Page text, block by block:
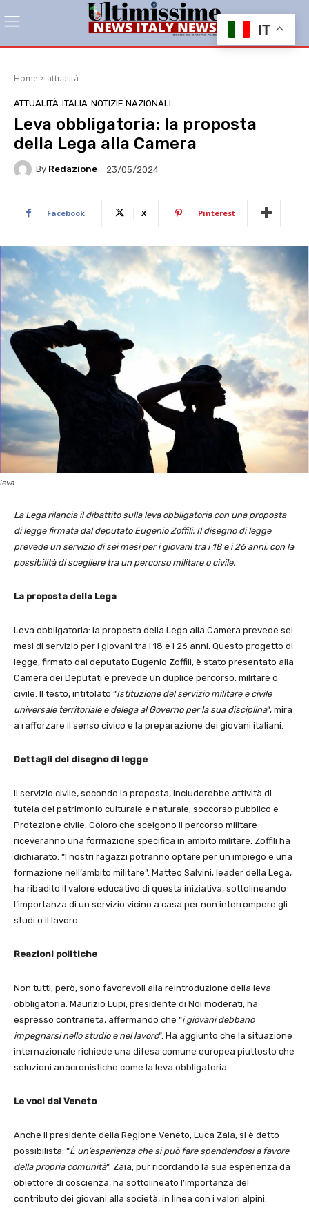
Home attualità
ATTUALITÀ ITALIA NOTIZIE NAZIONALI
Leva obbligatoria: la proposta
della Lega alla Camera
By Redazione 23/05/2024
Facebook X Pinterest
leva
La Lega rilancia il dibattito sulla leva obbligatoria con una proposta
di legge firmata dal deputato Eugenio Zoffili. Il disegno di legge
prevede un servizio di sei mesi per i giovani tra i 18 e i 26 anni, con la
possibilità di scegliere tra un percorso militare o civile.
La proposta della Lega
Leva obbligatoria: la proposta della Lega alla Camera prevede sei
mesi di servizio per i giovani tra i 18 e i 26 anni. Questo progetto di
legge, firmato dal deputato Eugenio Zoffili, è stato presentato alla
Camera dei Deputati e prevede un duplice percorso: militare o
civile. Il testo, intitolato “Istituzione del servizio militare e civile
universale territoriale e delega al Governo per la sua disciplina“, mira
a rafforzare il senso civico e la preparazione dei giovani italiani.
Dettagli del disegno di legge
Il servizio civile, secondo la proposta, includerebbe attività di
tutela del patrimonio culturale e naturale, soccorso pubblico e
Protezione civile. Coloro che scelgono il percorso militare
riceveranno una formazione specifica in ambito militare. Zoffili ha
dichiarato: “I nostri ragazzi potranno optare per un impiego e una
formazione nell’ambito militare”. Matteo Salvini, leader della Lega,
ha ribadito il valore educativo di questa iniziativa, sottolineando
l’importanza di un servizio vicino a casa per non interrompere gli
studi o il lavoro.
Reazioni politiche
Non tutti, però, sono favorevoli alla reintroduzione della leva
obbligatoria. Maurizio Lupi, presidente di Noi moderati, ha
espresso contrarietà, affermando che “i giovani debbano
impegnarsi nello studio e nel lavoro“. Ha aggiunto che la situazione
internazionale richiede una difesa comune europea piuttosto che
soluzioni anacronistiche come la leva obbligatoria.
Le voci dal Veneto
Anche il presidente della Regione Veneto, Luca Zaia, si è detto
possibilista: “È un’esperienza che si può fare spendendosi a favore
della propria comunità“. Zaia, pur ricordando la sua esperienza da
obiettore di coscienza, ha sottolineato l’importanza del
contributo dei giovani alla società, in linea con i valori alpini.
IT